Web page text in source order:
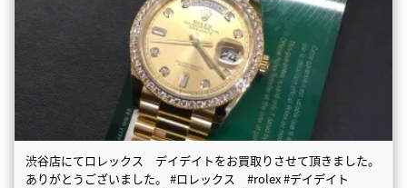
渋谷店にてロレックス デイデイトをお買取りさせて頂きました。
ありがとうございました。 #ロレックス #rolex #デイデイト